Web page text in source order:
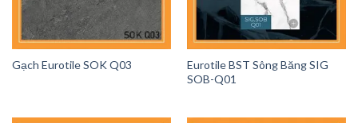
Gạch Eurotile SOK Q03
Eurotile BST Sông Băng SIG
SOB-Q01